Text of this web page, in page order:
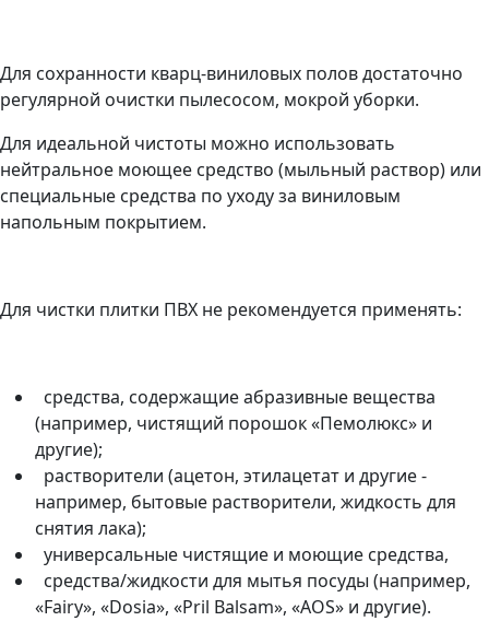
Для сохранности кварц-виниловых полов достаточно
регулярной очистки пылесосом, мокрой уборки.
Для идеальной чистоты можно использовать
нейтральное моющее средство (мыльный раствор) или
специальные средства по уходу за виниловым
напольным покрытием.
Для чистки плитки ПВХ не рекомендуется применять:
средства, содержащие абразивные вещества
(например, чистящий порошок «Пемолюкс» и
другие);
растворители (ацетон, этилацетат и другие -
например, бытовые растворители, жидкость для
снятия лака);
универсальные чистящие и моющие средства,
средства/жидкости для мытья посуды (например,
«Fairy», «Dosia», «Pril Balsam», «AOS» и другие).